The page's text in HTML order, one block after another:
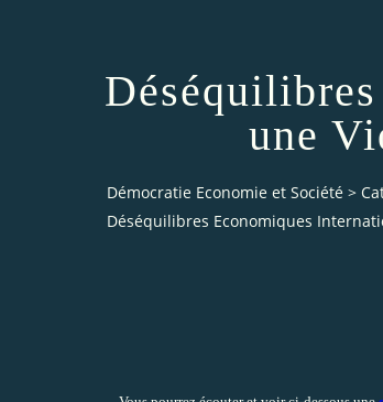
une
Démocratie Economie et Société >
Déséquilibres Economiques